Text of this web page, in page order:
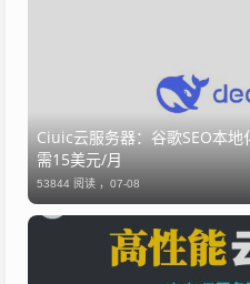
Ciuic云服务器：谷歌SEO本
需15美元/月
53844 阅读 ， 07-08